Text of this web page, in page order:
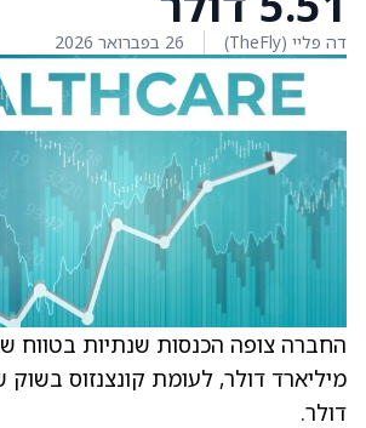
דה פליי (TheFly) 26 בפברואר 2026
דולר.